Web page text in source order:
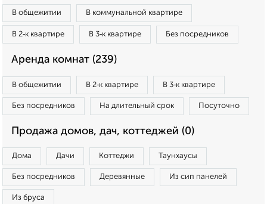
В общежитии В коммунальной квартире
В 2‑к квартире В 3‑к квартире Без посредников
Аренда комнат (239)
В общежитии В 2‑к квартире В 3‑к квартире
Без посредников На длительный срок Посуточно
Продажа домов, дач, коттеджей (0)
Дома Дачи Коттеджи Таунхаусы
Без посредников Деревянные Из сип панелей
Из бруса